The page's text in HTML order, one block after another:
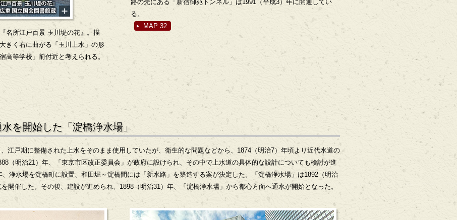
名所江戸百景 玉川堤の花』。描
きく右に曲がる「玉川上水」の形
高等学校」前付近と考えられる。
路の先にある「新宿御苑トンネル」は1991（平成3）年に開通してい
る。
MAP 32
を開始した「淀橋浄水場」
江戸期に整備された上水をそのまま使用していたが、衛生的な問題などから、1874（明治7）年頃より近代水道の
（明治21）年、「東京市区改正委員会」が政府に設けられ、その中で上水道の具体的な設計についても検討が進
浄水場を淀橋町に設置、和田堀～淀橋間には「新水路」を築造する案が決定した。「淀橋浄水場」は1892（明治
開催した。その後、建設が進められ、1898（明治31）年、「淀橋浄水場」から都心方面へ通水が開始となった。